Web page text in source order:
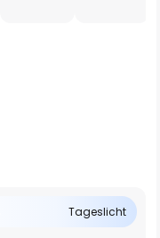
Tageslicht